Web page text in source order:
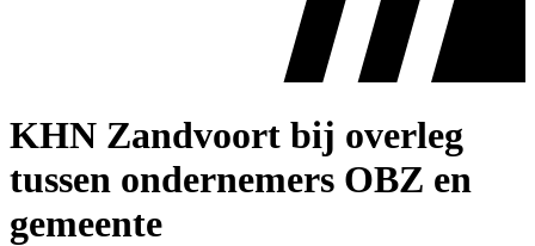
KHN Zandvoort bij overleg
tussen ondernemers OBZ en
gemeente